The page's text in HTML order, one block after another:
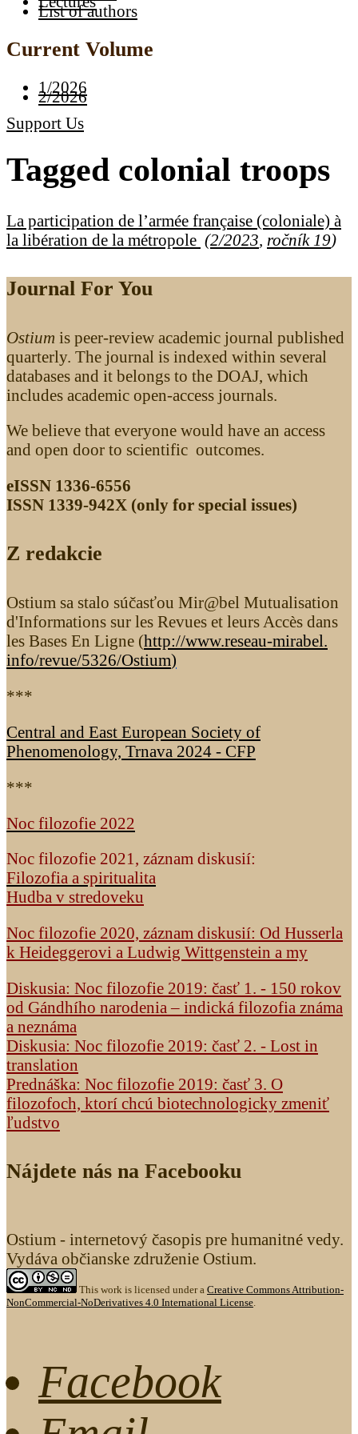
List of authors
Current Volume
1/2026
2/2026
Support Us
Tagged colonial troops
La participation de l’armée française (coloniale) à
la libération de la métropole (2/2023 ročník 19)
Journal For You
Ostium is peer-review academic journal published
quarterly. The journal is indexed within several
databases and it belongs to the DOAJ, which
includes academic open-access journals.
We believe that everyone would have an access
and open door to scientific outcomes.
eISSN 1336-6556
ISSN 1339­-942X (only for special issues)
Z redakcie
Ostium sa stalo súčasťou Mir@bel Mutualisation
d'Informations sur les Revues et leurs Accès dans
les Bases En Ligne (http://www.reseau-mirabel.
info/revue/5326/Ostium)
***
Central and East European Society of
Phenomenology, Trnava 2024 - CFP
***
Noc filozofie 2022
Noc filozofie 2021, záznam diskusií:
Filozofia a spiritualita
Hudba v stredoveku
Noc filozofie 2020, záznam diskusií: Od Husserla
k Heideggerovi a Ludwig Wittgenstein a my
Diskusia: Noc filozofie 2019: časť 1. - 150 rokov
od Gándhího narodenia – indická filozofia známa
a neznáma
Diskusia: Noc filozofie 2019: časť 2. - Lost in
translation
Prednáška: Noc filozofie 2019: časť 3. O
filozofoch, ktorí chcú biotechnologicky zmeniť
ľudstvo
Nájdete nás na Facebooku
Ostium - internetový časopis pre humanitné vedy.
Vydáva občianske združenie Ostium.
This work is licensed under a Creative Commons Attribution-
NonCommercial-NoDerivatives 4.0 International License.
Facebook